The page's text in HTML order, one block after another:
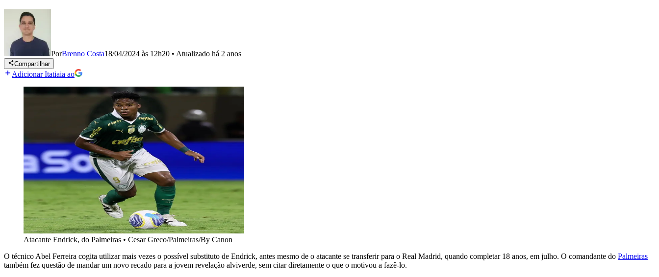
PorBrenno Costa18/04/2024 às 12h20 • Atualizado há 2 anos
Compartilhar
Adicionar Itatiaia ao
Atacante Endrick, do Palmeiras • Cesar Greco/Palmeiras/By Canon
O técnico Abel Ferreira cogita utilizar mais vezes o possível substituto de Endrick, antes mesmo de o atacante se transferir para o Real Madrid, quando completar 18 anos, em julho. O comandante do Palmeiras
também fez questão de mandar um novo recado para a jovem revelação alviverde, sem citar diretamente o que o motivou a fazê-lo.